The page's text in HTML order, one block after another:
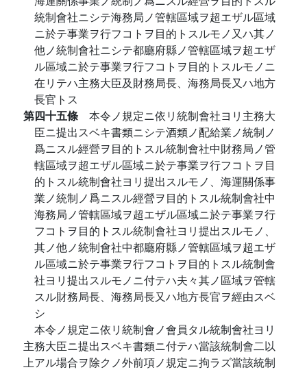
統制會社ニシテ海務局ノ管轄區域ヲ超エザル區域
ニ於テ事業ヲ行フコトヲ目的トスルモノ又ハ其ノ
他ノ統制會社ニシテ都廳府縣ノ管轄區域ヲ超エザ
ル區域ニ於テ事業ヲ行フコトヲ目的トスルモノニ
在リテハ主務大臣及財務局長、海務局長又ハ地方
長官トス
第四十五條 本令ノ規定ニ依リ統制會社ヨリ主務大
臣ニ提出スベキ書類ニシテ酒類ノ配給業ノ統制ノ
爲ニスル經營ヲ目的トスル統制會社中財務局ノ管
轄區域ヲ超エザル區域ニ於テ事業ヲ行フコトヲ目
的トスル統制會社ヨリ提出スルモノ、海運關係事
業ノ統制ノ爲ニスル經營ヲ目的トスル統制會社中
海務局ノ管轄區域ヲ超エザル區域ニ於テ事業ヲ行
フコトヲ目的トスル統制會社ヨリ提出スルモノ、
其ノ他ノ統制會社中都廳府縣ノ管轄區域ヲ超エザ
ル區域ニ於テ事業ヲ行フコトヲ目的トスル統制會
社ヨリ提出スルモノニ付テハ夫々其ノ區域ヲ管轄
スル財務局長、海務局長又ハ地方長官ヲ經由スベ
シ
本令ノ規定ニ依リ統制會ノ會員タル統制會社ヨリ
主務大臣ニ提出スベキ書類ニ付テハ當該統制會二以
上アル場合ヲ除クノ外前項ノ規定ニ拘ラズ當該統制